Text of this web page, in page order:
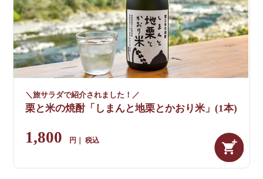
＼旅サラダで紹介されました！／
栗と米の焼酎「しまんと地栗とかおり米」(1本)
1,800 税込